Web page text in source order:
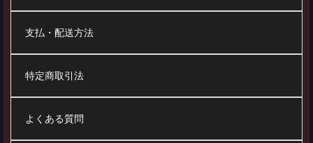
支払・配送方法
特定商取引法
よくある質問